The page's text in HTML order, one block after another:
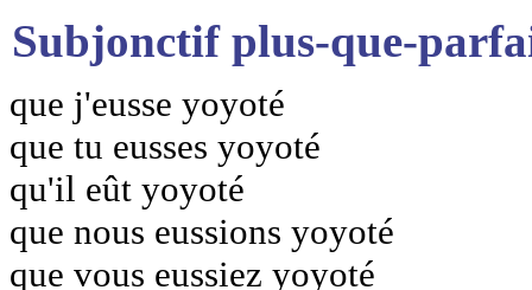
Subjonctif plus-que-
que j'eusse yoyoté
que tu eusses yoyoté
qu'il eût yoyoté
que nous eussions yoyoté
que vous eussiez yoyoté